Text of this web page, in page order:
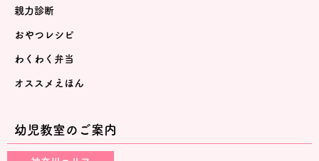
親力診断
おやつレシピ
わくわく弁当
オススメえほん
幼児教室のご案内